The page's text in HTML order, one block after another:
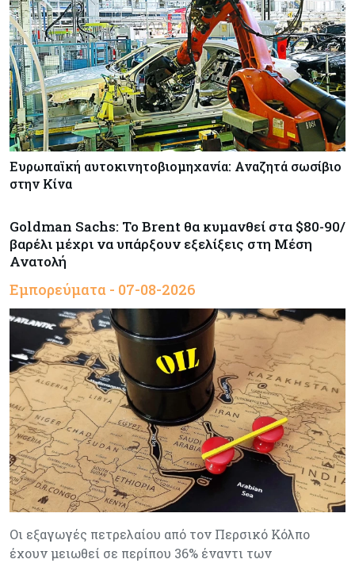
Ευρωπαϊκή αυτοκινητοβιομηχανία: Αναζητά σωσίβιο
στην Κίνα
Goldman Sachs: Το Brent θα κυμανθεί στα $80-90/
βαρέλι μέχρι να υπάρξουν εξελίξεις στη Μέση
Ανατολή
Εμπορεύματα - 07-08-2026
Οι εξαγωγές πετρελαίου από τον Περσικό Κόλπο
έχουν μειωθεί σε περίπου 36% έναντι των